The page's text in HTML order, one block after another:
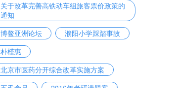
关于改革完善高铁动车组旅客票价政策的
通知
博鳌亚洲论坛
濮阳小学踩踏事故
朴槿惠
北京市医药分开综合改革实施方案
五毛食品
2016年考研泄题案